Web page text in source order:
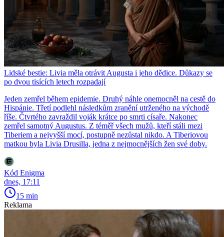
Lidské bestie: Livia měla otrávit Augusta i jeho dědice. Důkazy se
po dvou tisících letech rozpadají
Jeden zemřel během epidemie. Druhý náhle onemocněl na cestě do
Hispánie. Třetí podlehl následkům zranění utrženého na východě
říše. Čtvrtého zavraždil voják krátce po smrti císaře. Nakonec
zemřel samotný Augustus. Z téměř všech mužů, kteří stáli mezi
Tiberiem a nejvyšší mocí, postupně nezůstal nikdo. A Tiberiovou
matkou byla Livia Drusilla, jedna z nejmocnějších žen své doby.
Kód Enigma
dnes, 17:11
15 min
Reklama